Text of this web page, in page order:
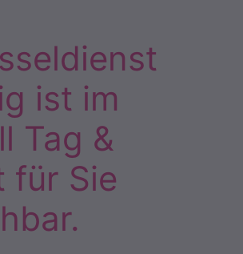
ist im
Tag &
für Sie